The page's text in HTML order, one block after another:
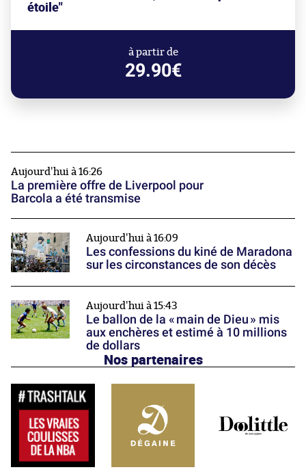
étoile"
à partir de
29.90€
Aujourd'hui à 16:26
La première offre de Liverpool pour
Barcola a été transmise
Aujourd'hui à 16:09
Les confessions du kiné de Maradona
sur les circonstances de son décès
Aujourd'hui à 15:43
Le ballon de la « main de Dieu » mis
aux enchères et estimé à 10 millions
de dollars
Nos partenaires